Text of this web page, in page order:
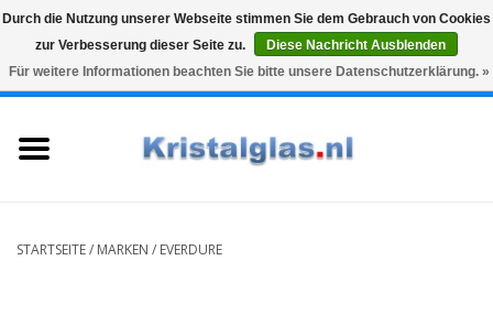
Snelle levering
Graveren
0 Artikel - €0,00
STARTSEITE/ MARKEN / EVERDURE
Durch die Nutzung unserer Webseite stimmen Sie dem Gebrauch von Cookies
zur Verbesserung dieser Seite zu.
Diese Nachricht Ausblenden
Für weitere Informationen beachten Sie bitte unsere Datenschutzerklärung. »